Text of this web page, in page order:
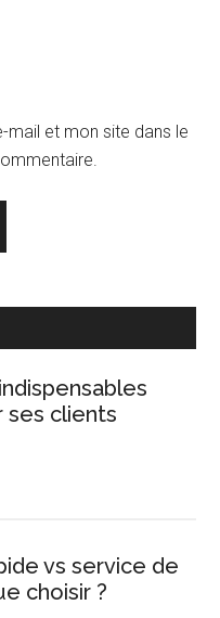
mail et mon site dans le
ses clients
vs service de
choisir ?